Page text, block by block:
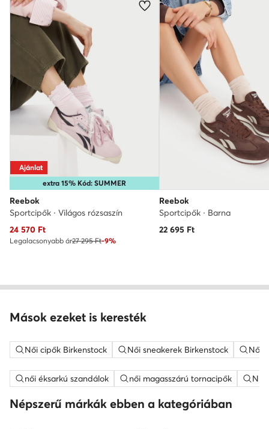
extra 15% Kód: SUMMER
Ajánlat
Reebok
Sportcipők · Világos rózsaszín
Aktuális ár
24 570 Ft
Legalacsonyabb ár27 295 Ft-9%
Reebok
Sportcipők · Barna
22 695 Ft
Mások ezeket is keresték
Női cipők Birkenstock Női sneakerek Birkenstock Női
női éksarkú szandálok női magasszárú tornacipők
Népszerű márkák ebben a kategóriában